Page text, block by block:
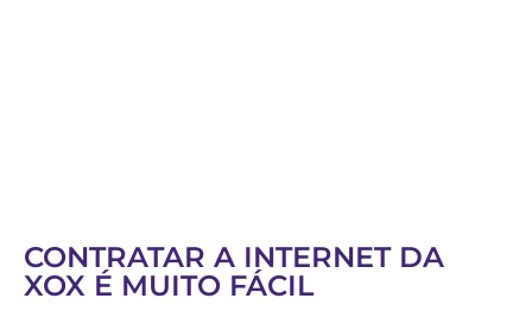
CONTRATAR A INTERNET DA
XOX É MUITO FÁCIL